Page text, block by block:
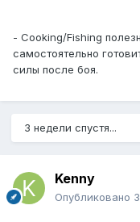
- Cooking/Fishing
самостоятельно
силы после боя.
3 недели спустя...
Kenny
Опубликовано